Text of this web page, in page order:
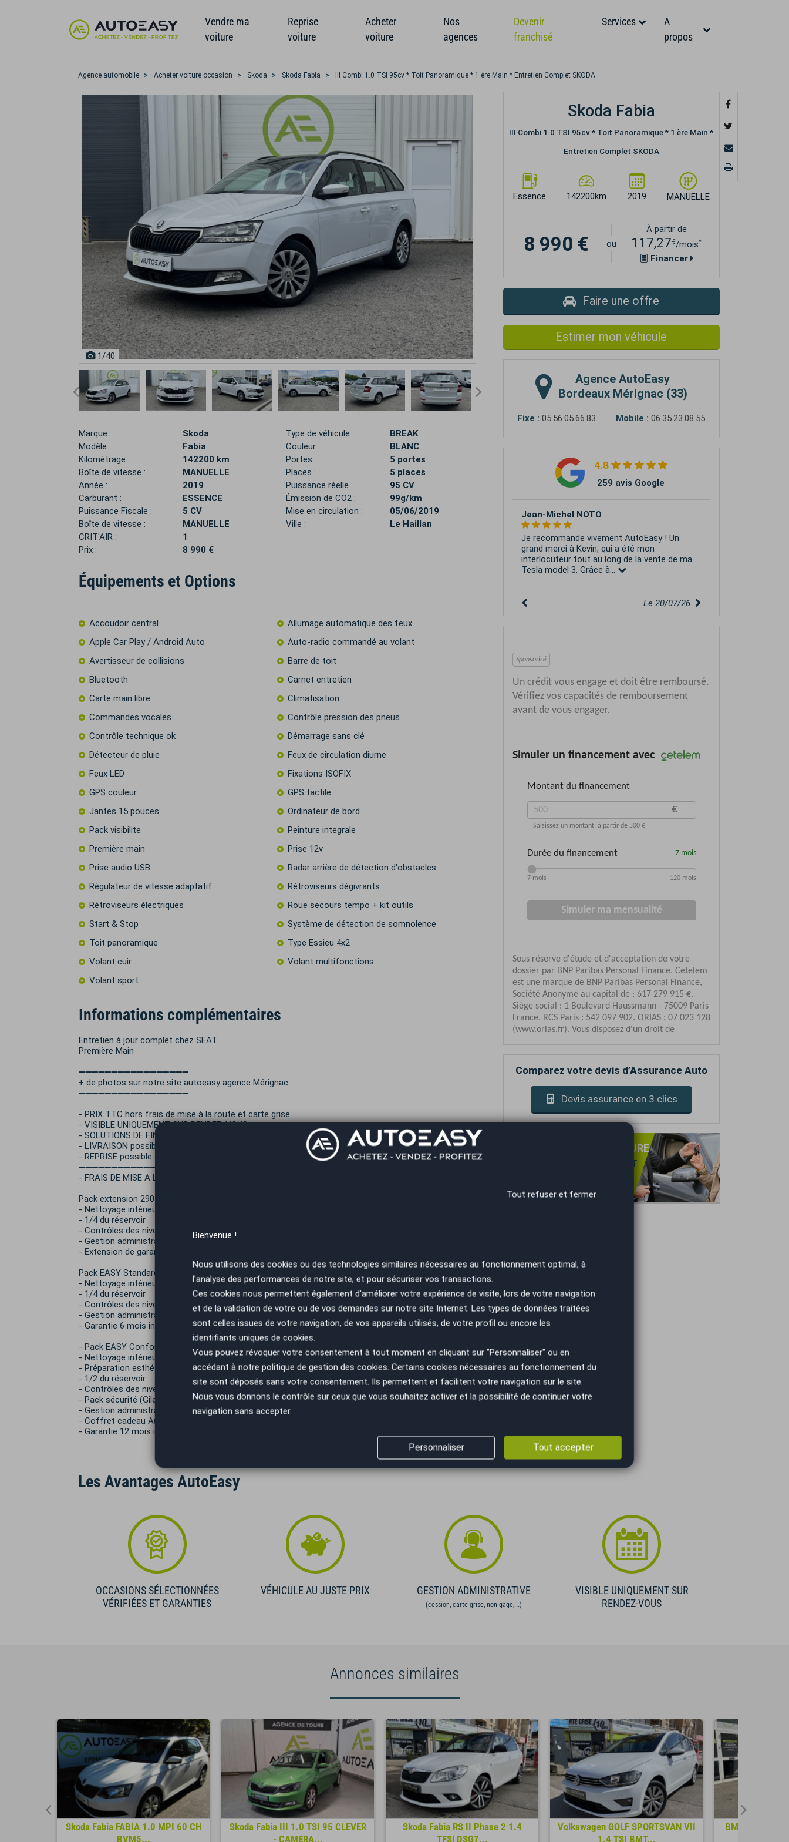
Vendre ma
voiture
Reprise
voiture
Acheter
voiture
Nos
agences
Devenir
franchisé
Services
A
propos
Agence automobile Acheter voiture occasion Skoda Skoda Fabia III Combi 1.0 TSI 95cv * Toit Panoramique * 1 ère Main * Entretien Complet SKODA
1/40
Marque :
Skoda
Modèle :
Fabia
Kilométrage :
142200 km
Boîte de vitesse :
MANUELLE
Année :
2019
Carburant :
ESSENCE
Puissance Fiscale :
5 CV
Boîte de vitesse :
MANUELLE
CRIT'AIR :
1
Prix :
8 990 €
Type de véhicule :
BREAK
Couleur :
BLANC
Portes :
5 portes
Places :
5 places
Puissance réelle :
95 CV
Émission de CO2 :
99g/km
Mise en circulation :
05/06/2019
Ville :
Le Haillan
Équipements et Options
Accoudoir central
Allumage automatique des feux
Apple Car Play / Android Auto
Auto-radio commandé au volant
Avertisseur de collisions
Barre de toit
Bluetooth
Carnet entretien
Carte main libre
Climatisation
Commandes vocales
Contrôle pression des pneus
Contrôle technique ok
Démarrage sans clé
Détecteur de pluie
Feux de circulation diurne
Feux LED
Fixations ISOFIX
GPS couleur
GPS tactile
Jantes 15 pouces
Ordinateur de bord
Pack visibilite
Peinture integrale
Première main
Prise 12v
Prise audio USB
Radar arrière de détection d'obstacles
Régulateur de vitesse adaptatif
Rétroviseurs dégivrants
Rétroviseurs électriques
Roue secours tempo + kit outils
Start & Stop
Système de détection de somnolence
Toit panoramique
Type Essieu 4x2
Volant cuir
Volant multifonctions
Volant sport
Informations complémentaires
Entretien à jour complet chez SEAT
Première Main
➖➖➖➖➖➖➖➖➖➖➖➖➖➖➖➖➖
+ de photos sur notre site autoeasy agence Mérignac
➖➖➖➖➖➖➖➖➖➖➖➖➖➖➖➖➖
- PRIX TTC hors frais de mise à la route et carte grise.
- VISIBLE UNIQUEMENT SUR RENDEZ-VOUS
- SOLUTIONS DE FINANCEMENT : possible de 12 à 84 mois.
- LIVRAISON possible dans toute la France à votre domicile ou votre bureau ! (sur devis).
- REPRISE possible de votre ancien véhicule.
➖➖➖➖➖➖➖➖➖➖➖➖➖➖➖➖➖
- FRAIS DE MISE A LA ROUTE :
Pack extension 290 € TTC
- Nettoyage intérieur / extérieur
- 1/4 du réservoir
- Contrôles des niveaux et pression pneumatiques
- Gestion administrative de la carte carte grise
- Extension de garantie : à partir 35€ /mois (jusqu'à 48 mois)
Pack EASY Standard 490€ TTC :
- Nettoyage intérieur / extérieur
- 1/4 du réservoir
- Contrôles des niveaux et pression pneumatiques
- Gestion administrative de la carte carte grise
- Garantie 6 mois inclus
- Pack EASY Confort 690€ TTC :
- Nettoyage intérieur / extérieur
- Préparation esthétique (retouche de micros rayures, décrassage des jantes, etc)
- 1/2 du réservoir
- Contrôles des niveaux et pression pneumatiques
- Pack sécurité (Gilet + triangle)
- Gestion administrative de la carte carte grise
- Coffret cadeau Autoeasy
- Garantie 12 mois inclus
Skoda Fabia
III Combi 1.0 TSI 95cv * Toit Panoramique * 1 ère Main *
Entretien Complet SKODA
Essence 142200km 2019 MANUELLE
8 990 € ou
À partir de
117,27€/mois*
Financer
Faire une offre
Estimer mon véhicule
Agence AutoEasy
Bordeaux Mérignac (33)
Fixe : 05.56.05.66.83 Mobile : 06.35.23.08.55
4.8
259 avis Google
Jean-Michel NOTO
Je recommande vivement AutoEasy ! Un
grand merci à Kevin, qui a été mon
interlocuteur tout au long de la vente de ma
Tesla model 3. Grâce à...
Le 20/07/26
Comparez votre devis d’Assurance Auto
Devis assurance en 3 clics
REPRISE DE VOTRE VOITURE
SANS OBLIGATION D'ACHAT
Les Avantages AutoEasy
OCCASIONS SÉLECTIONNÉES
VÉRIFIÉES ET GARANTIES
VÉHICULE AU JUSTE PRIX GESTION ADMINISTRATIVE
(cession, carte grise, non gage,...)
VISIBLE UNIQUEMENT SUR
RENDEZ-VOUS
Annonces similaires
Skoda Fabia FABIA 1.0 MPI 60 CH
BVM5...
Skoda Fabia III 1.0 TSI 95 CLEVER
- CAMERA...
Skoda Fabia RS II Phase 2 1.4
TFSi DSG7...
Volkswagen GOLF SPORTSVAN VII
1.4 TSI BMT...
BMW SERIE 3
Tout refuser et fermer
Bienvenue !
Nous utilisons des cookies ou des technologies similaires nécessaires au fonctionnement optimal, à
l'analyse des performances de notre site, et pour sécuriser vos transactions.
Ces cookies nous permettent également d'améliorer votre expérience de visite, lors de votre navigation
et de la validation de votre ou de vos demandes sur notre site Internet. Les types de données traitées
sont celles issues de votre navigation, de vos appareils utilisés, de votre profil ou encore les
identifiants uniques de cookies.
Vous pouvez révoquer votre consentement à tout moment en cliquant sur "Personnaliser" ou en
accédant à notre politique de gestion des cookies. Certains cookies nécessaires au fonctionnement du
site sont déposés sans votre consentement. Ils permettent et facilitent votre navigation sur le site.
Nous vous donnons le contrôle sur ceux que vous souhaitez activer et la possibilité de continuer votre
navigation sans accepter.
Tout accepter
Personnaliser